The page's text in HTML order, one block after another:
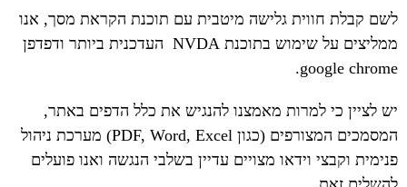
לשם קבלת חווית גלישה מיטבית עם תוכנת הקראת מסך, אנו
ממליצים על שימוש בתוכנת NVDA העדכנית ביותר ודפדפן
google chrome.
יש לציין כי למרות מאמצנו להנגיש את כלל הדפים באתר,
המסמכים המצורפים (כגון PDF, Word, Excel) מערכת ניהול
פנימית וקבצי וידאו מצויים עדיין בשלבי הנגשה ואנו פועלים